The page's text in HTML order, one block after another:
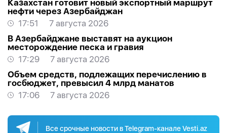
Казахстан готовит новый экспортный маршрут
нефти через Азербайджан
17:51
7 августа 2026
В Азербайджане выставят на аукцион
месторождение песка и гравия
17:29
7 августа 2026
Объем средств, подлежащих перечислению в
госбюджет, превысил 4 млрд манатов
17:06
7 августа 2026
Все срочные новости в Telegram-канале Vesti.az